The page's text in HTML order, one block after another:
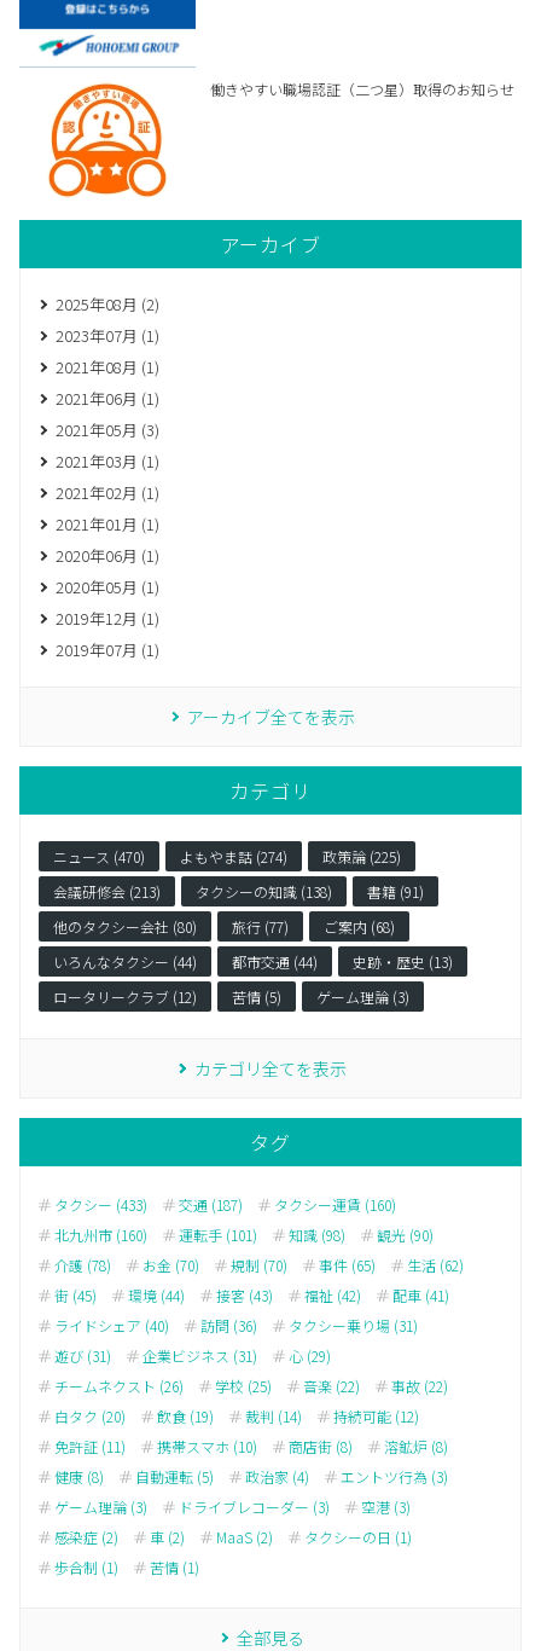
働きやすい職場認証（二つ星）取得のお知らせ
アーカイブ
2025年08月 (2)
2023年07月 (1)
2021年08月 (1)
2021年06月 (1)
2021年05月 (3)
2021年03月 (1)
2021年02月 (1)
2021年01月 (1)
2020年06月 (1)
2020年05月 (1)
2019年12月 (1)
2019年07月 (1)
アーカイブ全てを表示
カテゴリ
ニュース (470) よもやま話 (274)
政策論 (225)
会議研修会 (213)
タクシーの知識 (138)
書籍 (91)
他のタクシー会社 (80)
旅行 (77)
ご案内 (68)
いろんなタクシー (44)
都市交通 (44)
史跡・歴史 (13)
ロータリークラブ (12)
苦情 (5) ゲーム理論 (3)
カテゴリ全てを表示
タグ
タクシー (433) 交通 (187)
タクシー運賃 (160)
北九州市 (160)
運転手 (101) 知識 (98)
観光 (90)
介護 (78)
お金 (70) 規制 (70) 事件 (65)
生活 (62)
街 (45)
環境 (44) 接客 (43) 福祉 (42)
配車 (41)
ライドシェア (40)
訪問 (36)
タクシー乗り場 (31)
遊び (31)
企業ビジネス (31)
心 (29)
チームネクスト (26)
学校 (25) 音楽 (22)
事故 (22)
白タク (20)
飲食 (19) 裁判 (14)
持続可能 (12)
免許証 (11)
携帯スマホ (10) 商店街 (8)
溶鉱炉 (8)
健康 (8)
自動運転 (5) 政治家 (4)
エントツ行為 (3)
ゲーム理論 (3)
ドライブレコーダー (3)
空港 (3)
感染症 (2)
車 (2) MaaS (2)
タクシーの日 (1)
歩合制 (1)
苦情 (1)
全部見る